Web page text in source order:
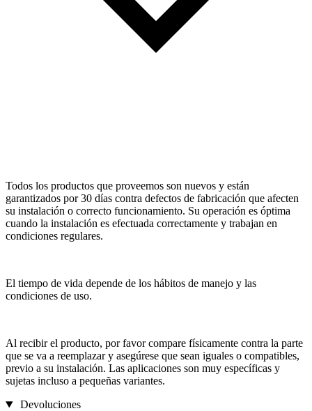
Todos los productos que proveemos son nuevos y están
garantizados por 30 días contra defectos de fabricación que afecten
su instalación o correcto funcionamiento. Su operación es óptima
cuando la instalación es efectuada correctamente y trabajan en
condiciones regulares.
El tiempo de vida depende de los hábitos de manejo y las
condiciones de uso.
Al recibir el producto, por favor compare físicamente contra la parte
que se va a reemplazar y asegúrese que sean iguales o compatibles,
previo a su instalación. Las aplicaciones son muy específicas y
sujetas incluso a pequeñas variantes.
Devoluciones